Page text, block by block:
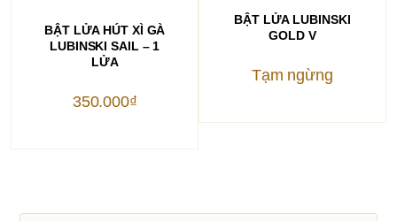
THÊM VÀO GIỎ HÀNG
BẬT LỬA HÚT XÌ GÀ
LUBINSKI SAIL – 1
LỬA
350.000₫
ĐỌC TIẾP
BẬT LỬA LUBINSKI
GOLD V
Tạm ngừng